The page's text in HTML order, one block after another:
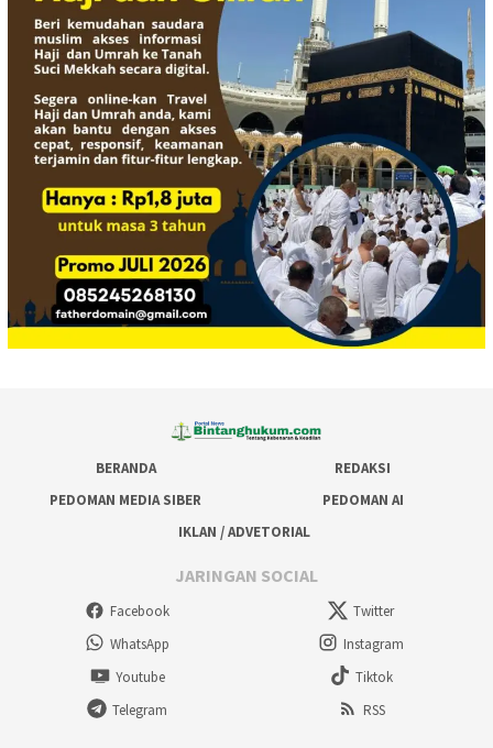
BERANDA
REDAKSI
PEDOMAN MEDIA SIBER
PEDOMAN AI
IKLAN / ADVETORIAL
JARINGAN SOCIAL
Facebook
Twitter
WhatsApp
Instagram
Youtube
Tiktok
Telegram
RSS